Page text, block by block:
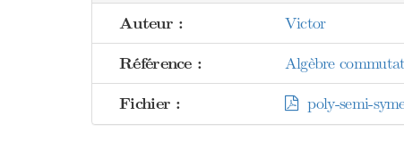
Auteur : Victor
Référence : Algèbre
Fichier : poly-semi-